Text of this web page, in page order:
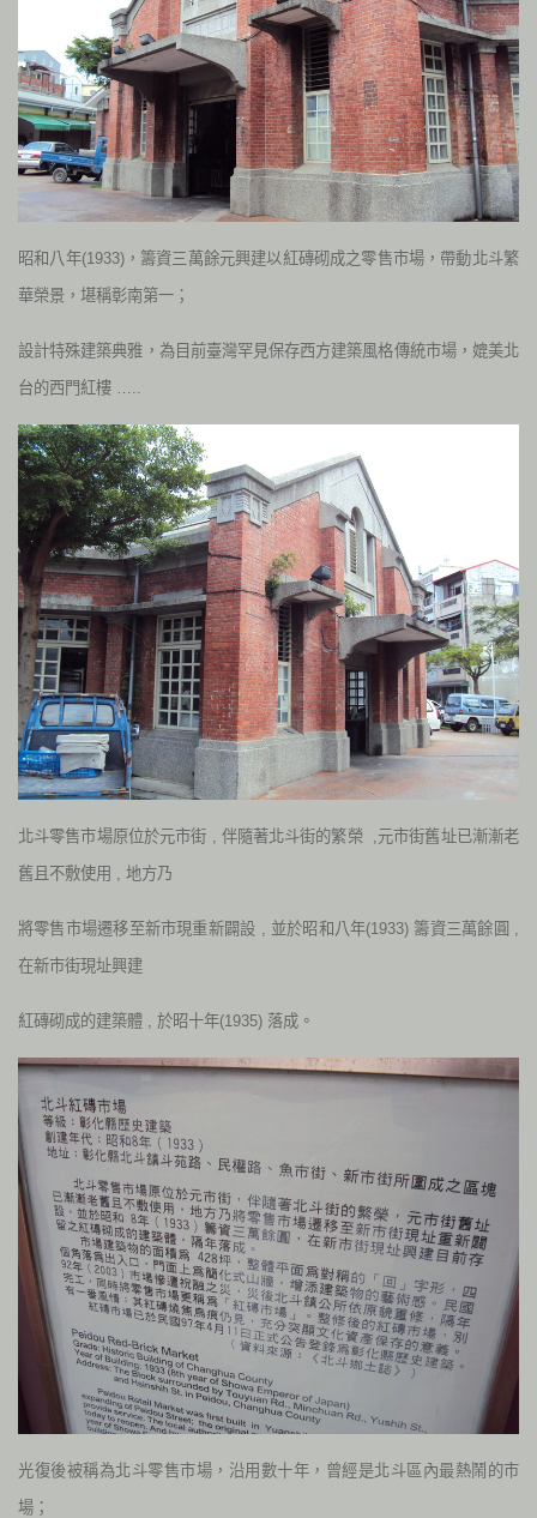
昭和八年(1933)，籌資三萬餘元興建以紅磚砌成之零售市場，帶動北斗繁
華榮景 ， 堪稱彰南第一；
設計特殊建築典雅，為目前臺灣罕見保存西方建築風格傳統市場，媲美北
台的西門紅樓 …..
北斗零售市場原位於元市街 , 伴隨著北斗街的繁榮 ,元市街舊址已漸漸老
舊且不敷使用 , 地方乃
將零售市場遷移至新市現重新闢設 , 並於昭和八年(1933) 籌資三萬餘圓 ,
在新市街現址興建
紅磚砌成的建築體 , 於昭十年(1935) 落成。
光復後被稱為北斗零售市場，沿用數十年，曾經是北斗區內最熱鬧的市
場；